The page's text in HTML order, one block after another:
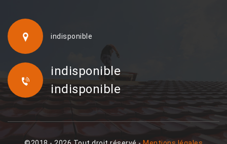
indisponible
indisponible
indisponible